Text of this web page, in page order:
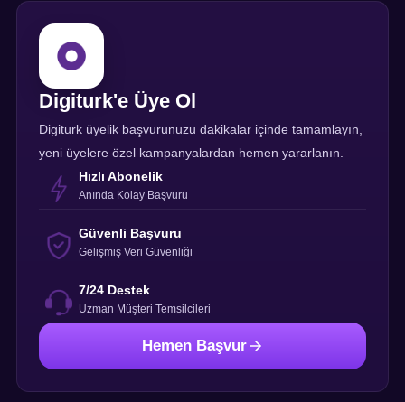
Digiturk'e Üye Ol
Digiturk üyelik başvurunuzu dakikalar içinde tamamlayın,
yeni üyelere özel kampanyalardan hemen yararlanın.
Hızlı Abonelik
Anında Kolay Başvuru
Güvenli Başvuru
Gelişmiş Veri Güvenliği
7/24 Destek
Uzman Müşteri Temsilcileri
Hemen Başvur